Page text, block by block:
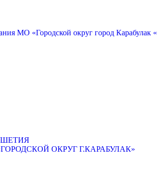
МО «Городской округ город Карабулак «
ОКРУГ Г.КАРАБУЛАК»